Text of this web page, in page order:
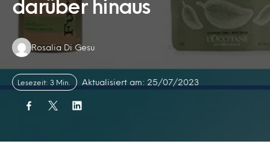
darüber hinaus
Authors:
Rosalia Di Gesu
Lesezeit: 3 Min. Aktualisiert am: 25/07/2023